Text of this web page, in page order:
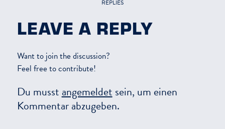
REPLIES
LEAVE A REPLY
Want to join the discussion?
Feel free to contribute!
Du musst angemeldet sein, um einen
Kommentar abzugeben.